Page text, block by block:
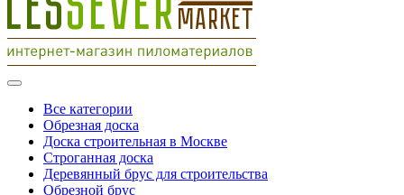
Все категории
Обрезная доска
Доска строительная в Москве
Строганная доска
Деревянный брус для строительства
Обрезной брус